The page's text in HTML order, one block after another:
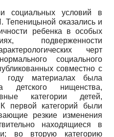
социальных условий в
Тепеницыной оказались и
ребенка в особых
подверженности
черт
социального
совместно с
материалах была
детского нищенства,
категории детей,
первой категорий были
резкие изменения
находящиеся в
во вторую категорию